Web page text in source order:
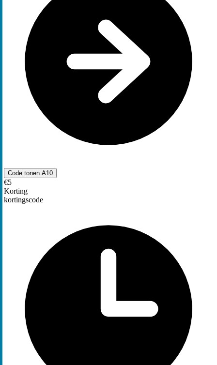
Code tonen A10
€5
Korting
kortingscode